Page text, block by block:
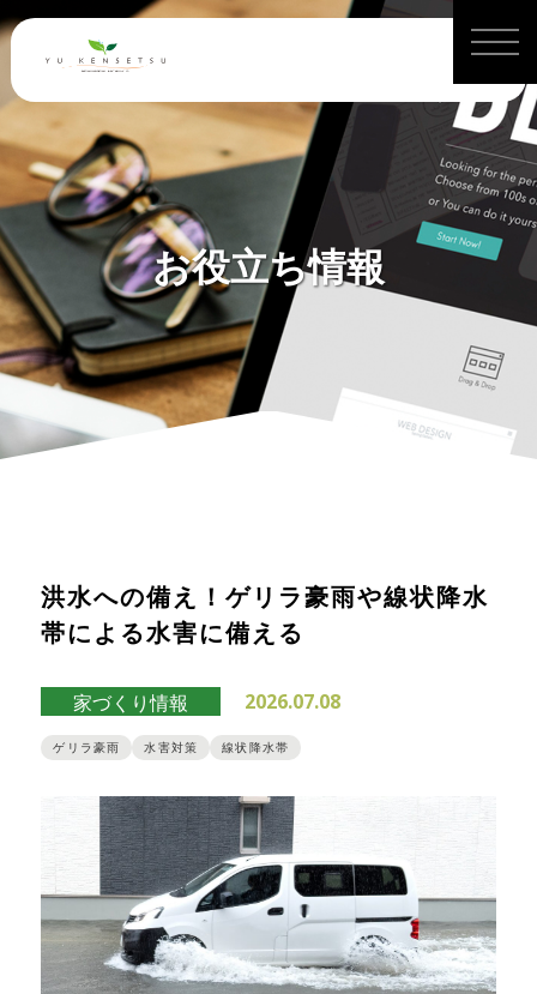
お役立ち情報
洪水への備え！ゲリラ豪雨や線状降水
帯による水害に備える
家づくり情報 2026.07.08
ゲリラ豪雨 水害対策 線状降水帯